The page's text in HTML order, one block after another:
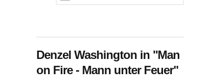
Denzel Washington in "Man
on Fire - Mann unter Feuer"